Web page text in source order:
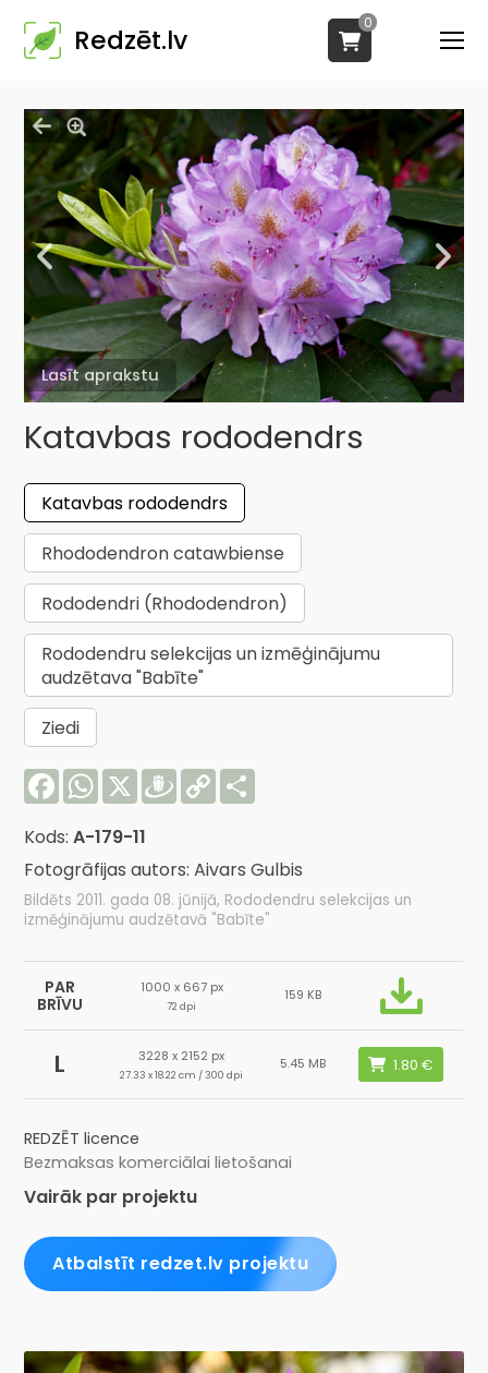
Redzēt.lv
0
Lasīt aprakstu
Katavbas rododendrs
Katavbas rododendrs
Rhododendron catawbiense
Rododendri (Rhododendron)
Rododendru selekcijas un izmēģinājumu
audzētava "Babīte"
Ziedi
FacebookWhatsApp
X Draugiem
Copy
Link
Kods:A-179-11
Fotogrāfijas autors: Aivars Gulbis
Bildēts 2011. gada 08. jūnijā, Rododendru selekcijas un
izmēģinājumu audzētavā "Babīte"
PAR
BRĪVU
1000 x 667 px
72 dpi
159 KB
L 3228 x 2152 px
27.33 x 18.22 cm / 300 dpi
5.45 MB
REDZĒT licence
Bezmaksas komerciālai lietošanai
Vairāk par projektu
Atbalstīt redzet.lv projektu